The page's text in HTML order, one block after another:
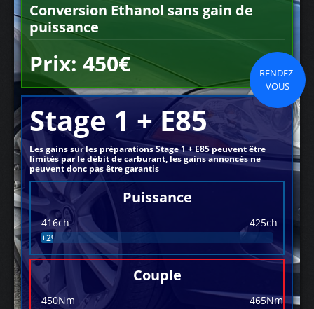
Conversion Ethanol sans gain de
puissance
Prix: 450€
RENDEZ-
VOUS
Stage 1 + E85
Les gains sur les préparations Stage 1 + E85 peuvent être
limités par le débit de carburant, les gains annoncés ne
peuvent donc pas être garantis
Puissance
416ch 425ch
+2%
Couple
450Nm 465Nm